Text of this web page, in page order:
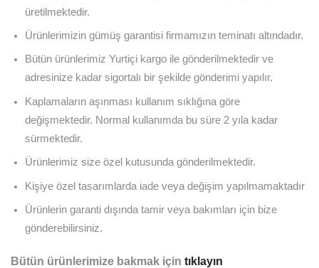
üretilmektedir.
Ürünlerimizin gümüş garantisi firmamızın teminatı altındadır.
Bütün ürünlerimiz Yurtiçi kargo ile gönderilmektedir ve
adresinize kadar sigortalı bir şekilde gönderimi yapılır.
Kaplamaların aşınması kullanım sıklığına göre
değişmektedir. Normal kullanımda bu süre 2 yıla kadar
sürmektedir.
Ürünlerimiz size özel kutusunda gönderilmektedir.
Kişiye özel tasarımlarda iade veya değişim yapılmamaktadır
Ürünlerin garanti dışında tamir veya bakımları için bize
gönderebilirsiniz.
Bütün ürünlerimize bakmak için tıklayın